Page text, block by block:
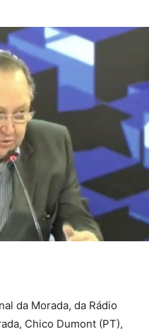
da Morada, da Rádio
Chico Dumont (PT),